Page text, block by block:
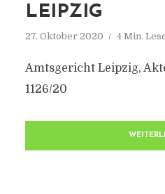
LEIPZIG
27. Oktober 2020 4 Min.
Amtsgericht Leipzig,
1126/20